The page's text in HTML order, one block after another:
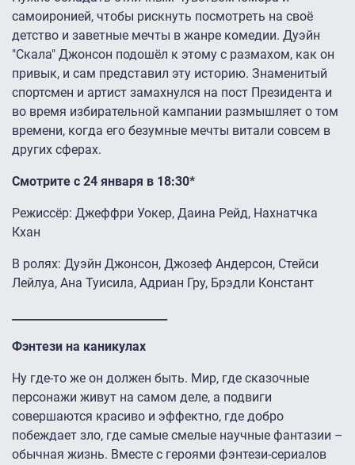
самоиронией, чтобы рискнуть посмотреть на своё
детство и заветные мечты в жанре комедии. Дуэйн
"Скала" Джонсон подошёл к этому с размахом, как он
привык, и сам представил эту историю. Знаменитый
спортсмен и артист замахнулся на пост Президента и
во время избирательной кампании размышляет о том
времени, когда его безумные мечты витали совсем в
других сферах.
Смотрите с 24 января в 18:30*
Режиссёр: Джеффри Уокер, Даина Рейд, Нахнатчка
Кхан
В ролях: Дуэйн Джонсон, Джозеф Андерсон, Стейси
Лейлуа, Ана Туисила, Адриан Гру, Брэдли Констант
Фэнтези на каникулах
Ну где-то же он должен быть. Мир, где сказочные
персонажи живут на самом деле, а подвиги
совершаются красиво и эффектно, где добро
побеждает зло, где самые смелые научные фантазии –
обычная жизнь. Вместе с героями фэнтези-сериалов